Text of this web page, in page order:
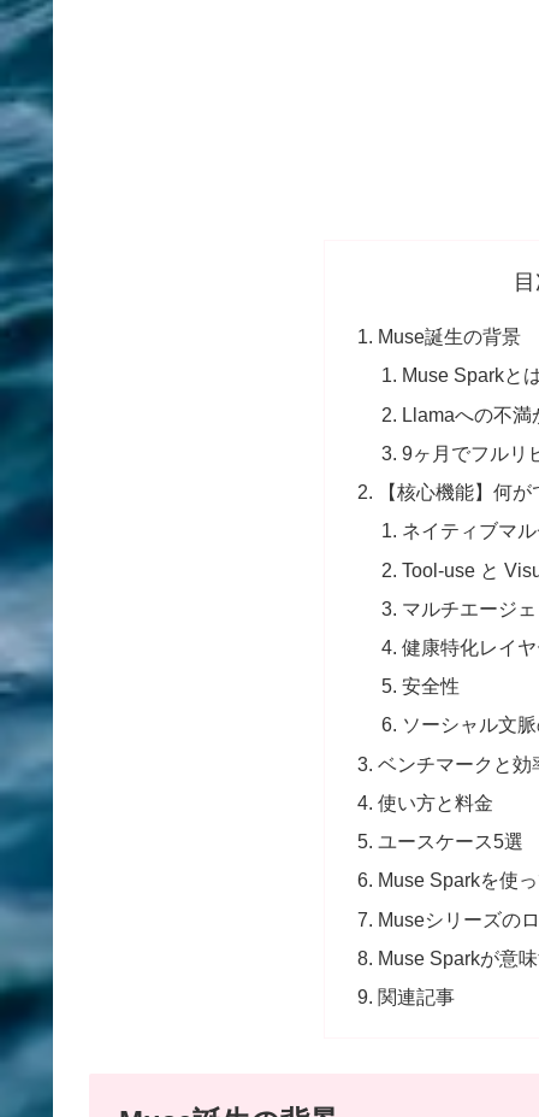
Muse誕生の背景
Muse Sparkと
Llamaへの不満
9ヶ月でフルリ
【核心機能】何
ネイティブマ
Tool-use と
マルチエージ
健康特化レイ
安全性
ソーシャル文
ベンチマークと効
使い方と料金
ユースケース5選
Muse Sparkを使
Museシリーズの
Muse Sparkが意
関連記事